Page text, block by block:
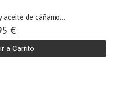
aceite de cáñamo...
€
a Carrito